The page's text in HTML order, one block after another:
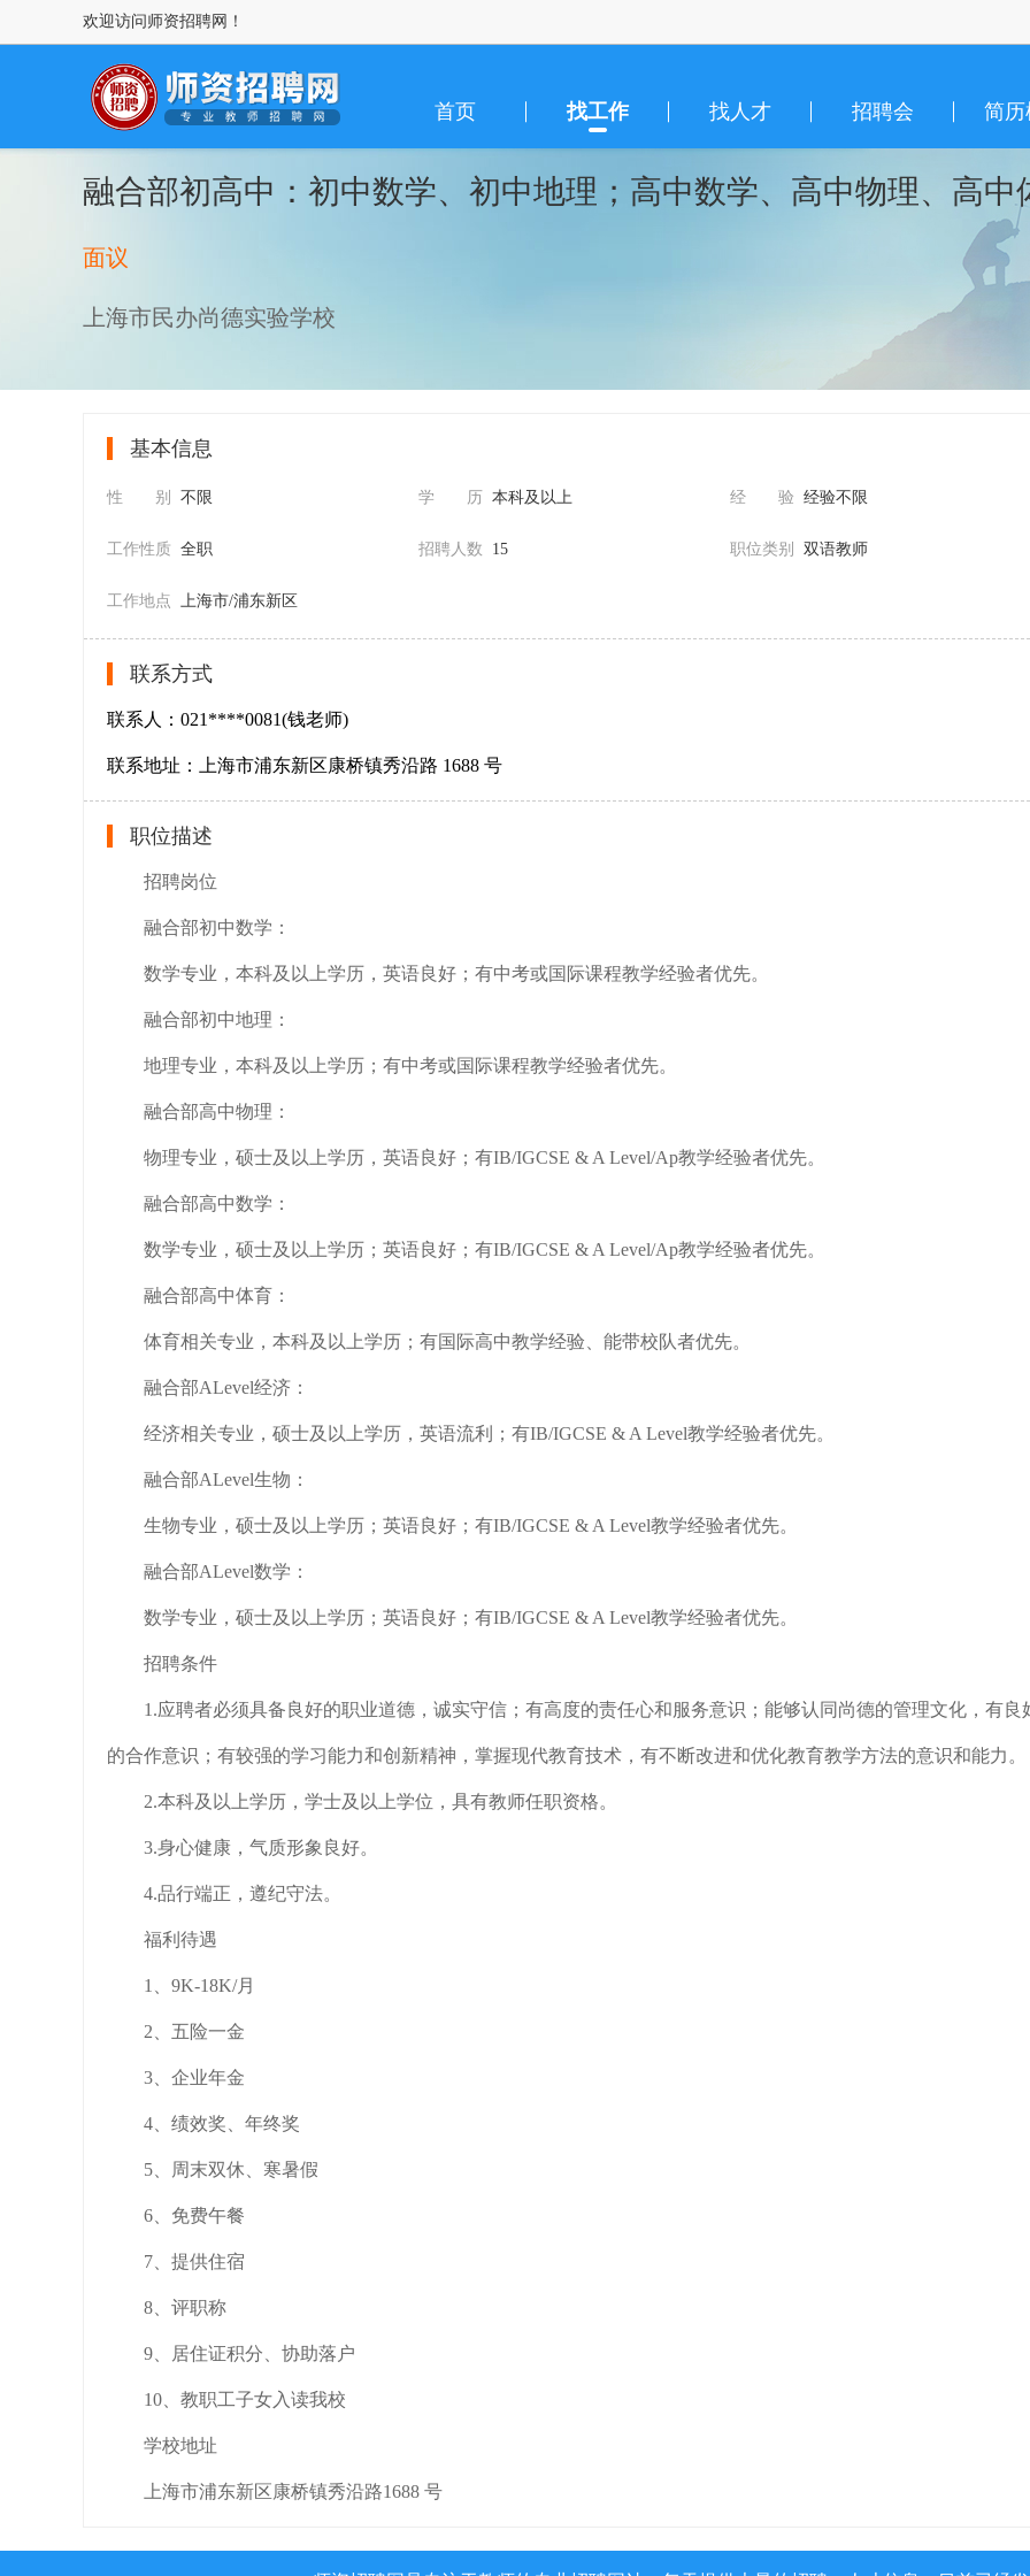
欢迎访问师资招聘网！
首页 找工作 找人才 招聘会 简历
融合部初高中：初中数学、初中地理；高中数学、高中物理、高中
面议
上海市民办尚德实验学校
基本信息
性 别 不限 学 历 本科及以上 经 验 经验不限
工作性质 全职 招聘人数 15 职位类别 双语教师
工作地点 上海市/浦东新区
联系方式
联系人：021****0081(钱老师)
联系地址：上海市浦东新区康桥镇秀沿路 1688 号
职位描述
招聘岗位
融合部初中数学：
数学专业，本科及以上学历，英语良好；有中考或国际课程教学经验者优先。
融合部初中地理：
地理专业，本科及以上学历；有中考或国际课程教学经验者优先。
融合部高中物理：
物理专业，硕士及以上学历，英语良好；有IB/IGCSE & A Level/Ap教学经验者优先。
融合部高中数学：
数学专业，硕士及以上学历；英语良好；有IB/IGCSE & A Level/Ap教学经验者优先。
融合部高中体育：
体育相关专业，本科及以上学历；有国际高中教学经验、能带校队者优先。
融合部ALevel经济：
经济相关专业，硕士及以上学历，英语流利；有IB/IGCSE & A Level教学经验者优先。
融合部ALevel生物：
生物专业，硕士及以上学历；英语良好；有IB/IGCSE & A Level教学经验者优先。
融合部ALevel数学：
数学专业，硕士及以上学历；英语良好；有IB/IGCSE & A Level教学经验者优先。
招聘条件
1.应聘者必须具备良好的职业道德，诚实守信；有高度的责任心和服务意识；能够认同尚德的管理文化，有良
的合作意识；有较强的学习能力和创新精神，掌握现代教育技术，有不断改进和优化教育教学方法的意识和能力。
2.本科及以上学历，学士及以上学位，具有教师任职资格。
3.身心健康，气质形象良好。
4.品行端正，遵纪守法。
福利待遇
1、9K-18K/月
2、五险一金
3、企业年金
4、绩效奖、年终奖
5、周末双休、寒暑假
6、免费午餐
7、提供住宿
8、评职称
9、居住证积分、协助落户
10、教职工子女入读我校
学校地址
上海市浦东新区康桥镇秀沿路1688 号